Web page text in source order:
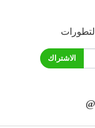
الاشتراك